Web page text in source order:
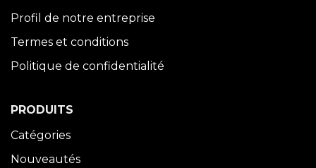
Profil de notre entreprise
Termes et conditions
Politique de confidentialité
PRODUITS
Catégories
Nouveautés